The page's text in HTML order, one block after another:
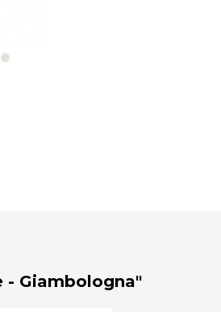
- Giambologna"